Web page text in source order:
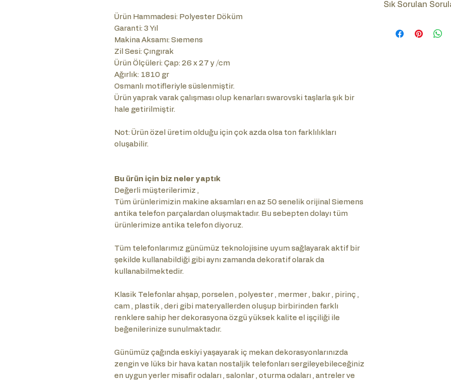
Ürün Hammadesi: Polyester Döküm
Garanti: 3 Yıl
Makina Aksamı: Sıemens
Zil Sesi: Çıngırak
Ürün Ölçüleri: Çap: 26 x 27 y /cm
Ağırlık: 1810 gr
Osmanlı motifleriyle süslenmiştir.
Ürün yaprak varak çalışması olup kenarları swarovski taşlarla şık bir
hale getirilmiştir.
Not: Ürün özel üretim olduğu için çok azda olsa ton farklılıkları
oluşabilir.
Bu ürün için biz neler yaptık
Değerli müşterilerimiz ,
Tüm ürünlerimizin makine aksamları en az 50 senelik orijinal Siemens
antika telefon parçalardan oluşmaktadır. Bu sebepten dolayı tüm
ürünlerimize antika telefon diyoruz.
Tüm telefonlarımız günümüz teknolojisine uyum sağlayarak aktif bir
şekilde kullanabildiği gibi aynı zamanda dekoratif olarak da
kullanabilmektedir.
Klasik Telefonlar ahşap, porselen , polyester , mermer , bakır , pirinç ,
cam , plastik , deri gibi materyallerden oluşup birbirinden farklı
renklere sahip her dekorasyona özgü yüksek kalite el işçiliği ile
beğenilerinize sunulmaktadır.
Günümüz çağında eskiyi yaşayarak iç mekan dekorasyonlarınızda
zengin ve lüks bir hava katan nostaljik telefonları sergileyebileceğiniz
en uygun yerler misafir odaları , salonlar , oturma odaları , antreler ve
(Tuşlu-Çevirmeli)
Sık Sorulan
tıklayınız.